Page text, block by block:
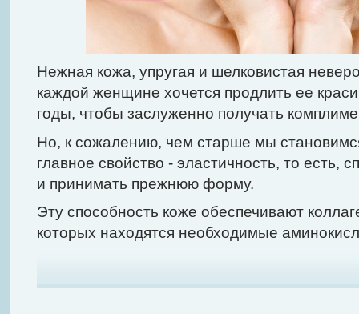
Нежная кожа, упругая и шелковистая
каждой женщине хочется продлить ее
годы, чтобы заслуженно получать
Но, к сожалению, чем старше мы
главное свойство - эластичность, то есть,
и принимать прежнюю форму.
Эту способность коже обеспечивают
которых находятся необходимые